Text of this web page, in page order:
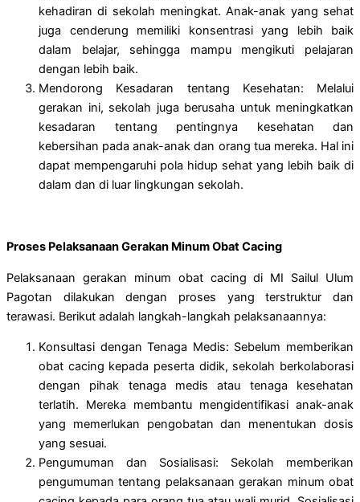
kehadiran di sekolah meningkat. Anak-anak yang sehat
juga cenderung memiliki konsentrasi yang lebih baik
dalam belajar, sehingga mampu mengikuti pelajaran
dengan lebih baik.
Mendorong Kesadaran tentang Kesehatan: Melalui
gerakan ini, sekolah juga berusaha untuk meningkatkan
kesadaran tentang pentingnya kesehatan dan
kebersihan pada anak-anak dan orang tua mereka. Hal ini
dapat mempengaruhi pola hidup sehat yang lebih baik di
dalam dan di luar lingkungan sekolah.
Proses Pelaksanaan Gerakan Minum Obat Cacing
Pelaksanaan gerakan minum obat cacing di MI Sailul Ulum
Pagotan dilakukan dengan proses yang terstruktur dan
terawasi. Berikut adalah langkah-langkah pelaksanaannya:
Konsultasi dengan Tenaga Medis: Sebelum memberikan
obat cacing kepada peserta didik, sekolah berkolaborasi
dengan pihak tenaga medis atau tenaga kesehatan
terlatih. Mereka membantu mengidentifikasi anak-anak
yang memerlukan pengobatan dan menentukan dosis
yang sesuai.
Pengumuman dan Sosialisasi: Sekolah memberikan
pengumuman tentang pelaksanaan gerakan minum obat